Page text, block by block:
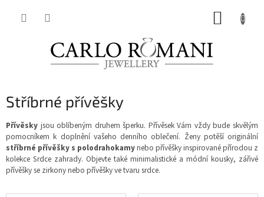
Stříbrné přívěšky
Přívěsky jsou oblíbeným druhem šperku. Přívěsek Vám vždy bude skvělým
pomocníkem k doplnění vašeho denního oblečení. Ženy potěší originální
stříbrné přívěšky s polodrahokamynebo přívěšky inspirované přírodou z
kolekce Srdce zahrady. Objevte také minimalistické a módní kousky, zářivé
přívěšky se zirkony nebo přívěšky ve tvaru srdce.